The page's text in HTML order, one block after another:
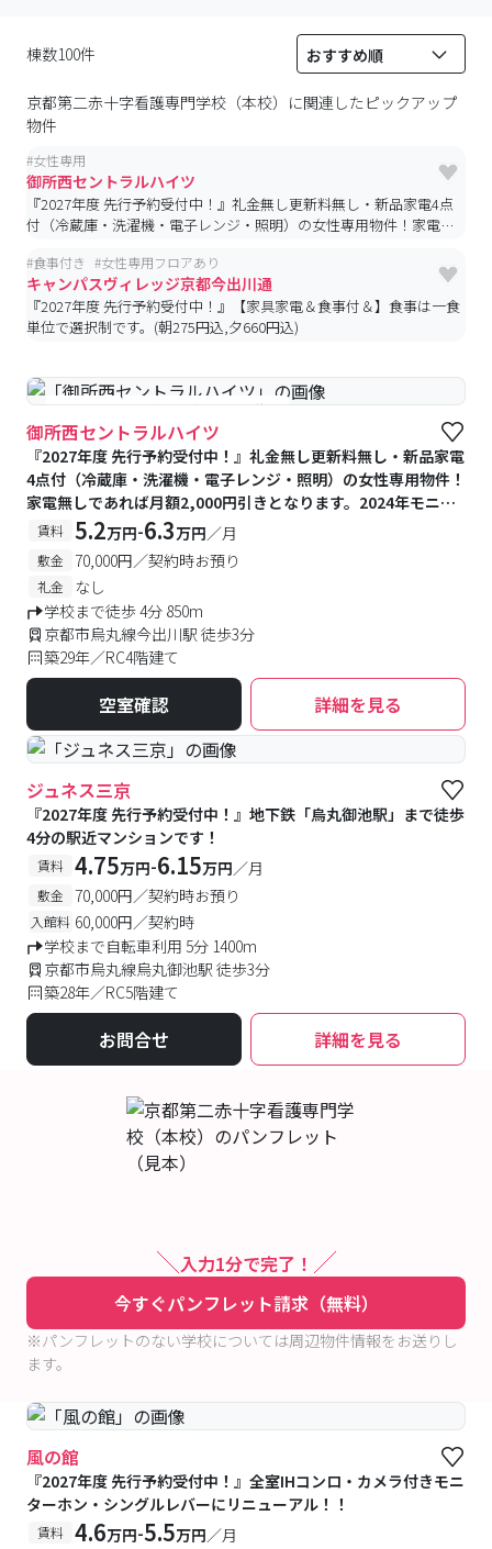
棟数100件
京都第二赤十字看護専門学校（本校） に関連したピックアップ
物件
#女性専用
御所西セントラルハイツ
『2027年度 先行予約受付中！』礼金無し更新料無し・新品家電4点
付（冷蔵庫・洗濯機・電⼦レンジ・照明）の女性専用物件！家電無
ターホンと集合ポスト新設！シングルレバーに交換済！
#食事付き #女性専用フロアあり
キャンパスヴィレッジ京都今出川通
『2027年度 先行予約受付中！』【家具家電＆食事付＆】食事は一食
単位で選択制です。(朝275円込,夕660円込)
#女性専用 #予約受付中 #空室待ち
御所西セントラルハイツ
『2027年度 先行予約受付中！』礼金無し更新料無し・新品家電
4点付（冷蔵庫・洗濯機・電⼦レンジ・照明）の女性専用物件！
家電無しであれば月額2,000円引きとなります。2024年モニタ
ー付きインターホンと集合ポスト新設！シングルレバーに交換
賃料 5.2万円-6.3万円／月
敷金 70,000円／契約時お預り
礼金
なし
学校まで徒歩 4分 850m
京都市烏丸線今出川駅 徒歩3分
築29年／RC4階建て
空室確認 詳細を見る
ジュネス三京
『2027年度 先行予約受付中！』地下鉄「烏丸御池駅」まで徒歩
4分の駅近マンションです！
賃料 4.75万円-6.15万円／月
敷金 70,000円／契約時お預り
入館料 60,000円／契約時
学校まで自転車利用 5分 1400m
京都市烏丸線烏丸御池駅 徒歩3分
築28年／RC5階建て
お問合せ 詳細を見る
入力1分で完了！
今すぐパンフレット請求（無料）
※パンフレットのない学校については周辺物件情報をお送りし
ます。
風の館
『2027年度 先行予約受付中！』全室IHコンロ・カメラ付きモニ
ターホン・シングルレバーにリニューアル！！
賃料 4.6万円-5.5万円／月